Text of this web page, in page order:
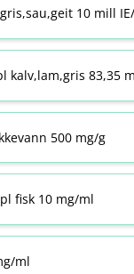
10 mill
kalv,lam,gris 83,35
500 mg/g
fisk 10 mg/ml
ml